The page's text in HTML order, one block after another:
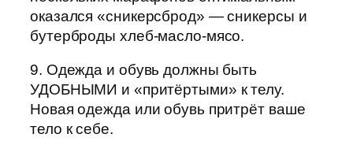
оказался «сникерсброд» — сникерсы и
бутерброды хлеб-масло-мясо.
9. Одежда и обувь должны быть
УДОБНЫМИ и «притёртыми» к телу.
Новая одежда или обувь притрёт ваше
тело к себе.